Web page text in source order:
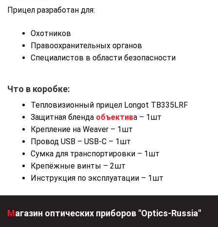
Прицел разработан для:
Охотников
Правоохранительных органов
Специалистов в области безопасности
Что в коробке:
Тепловизионный прицел Longot TB335LRF
Защитная бленда объектива – 1шт
Крепление на Weaver – 1шт
Провод USB – USB-C – 1шт
Сумка для транспортировки – 1шт
Крепёжные винты – 2шт
Инструкция по эксплуатации – 1шт
Магазин оптических приборов "Optics-Russia"